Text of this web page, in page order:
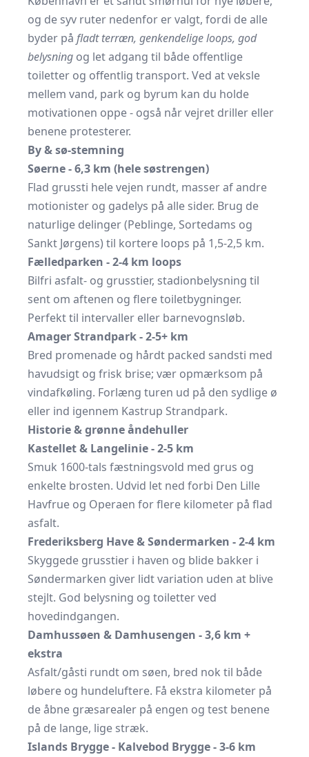
og de syv ruter nedenfor er valgt, fordi de alle
byder på fladt terræn, genkendelige loops, god
belysning og let adgang til både offentlige
toiletter og offentlig transport. Ved at veksle
mellem vand, park og byrum kan du holde
motivationen oppe - også når vejret driller eller
benene protesterer.
By & sø-stemning
Søerne - 6,3 km (hele søstrengen)
Flad grussti hele vejen rundt, masser af andre
motionister og gadelys på alle sider. Brug de
naturlige delinger (Peblinge, Sortedams og
Sankt Jørgens) til kortere loops på 1,5-2,5 km.
Fælledparken - 2-4 km loops
Bilfri asfalt- og grusstier, stadionbelysning til
sent om aftenen og flere toiletbygninger.
Perfekt til intervaller eller barnevogns­løb.
Amager Strandpark - 2-5+ km
Bred promenade og hårdt packed sandsti med
havudsigt og frisk brise; vær opmærksom på
vindafkøling. Forlæng turen ud på den sydlige ø
eller ind igennem Kastrup Strandpark.
Historie & grønne åndehuller
Kastellet & Langelinie - 2-5 km
Smuk 1600-tals fæstningsvold med grus og
enkelte brosten. Udvid let ned forbi Den Lille
Havfrue og Operaen for flere kilometer på flad
asfalt.
Frederiksberg Have & Søndermarken - 2-4 km
Skyggede grusstier i haven og blide bakker i
Søndermarken giver lidt variation uden at blive
stejlt. God belysning og toiletter ved
hovedindgangen.
Damhussøen & Damhusengen - 3,6 km +
ekstra
Asfalt/gåsti rundt om søen, bred nok til både
løbere og hundeluftere. Få ekstra kilometer på
de åbne græsarealer på engen og test benene
på de lange, lige stræk.
Islands Brygge - Kalvebod Brygge - 3-6 km